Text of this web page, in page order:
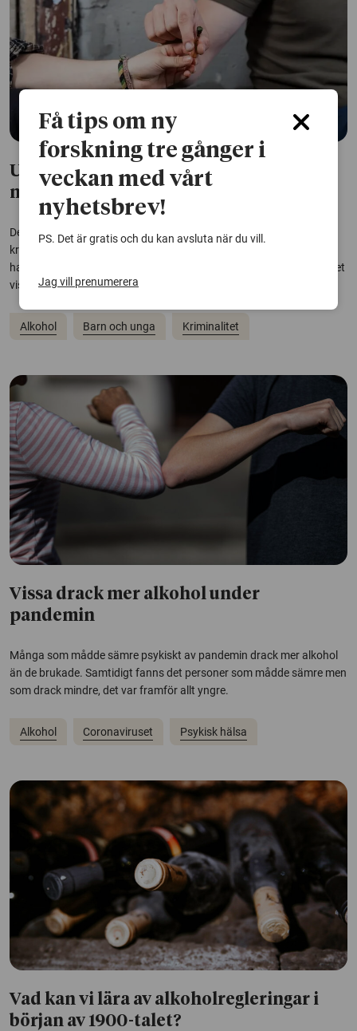
Unga undviker droger och brott – men
några i riskzonen
De allra flesta tonåringar i Sverige avstår helt från droger och
kriminalitet. Men en liten grupp kombinerar båda och riskerar att
hamna i en farlig spiral av substansbruk och brottsligt beteende. Det
visar forskning från Stockholms universitet.
Alkohol Barn och unga Kriminalitet
Vissa drack mer alkohol under
pandemin
Många som mådde sämre psykiskt av pandemin drack mer alkohol
än de brukade. Samtidigt fanns det personer som mådde sämre men
som drack mindre, det var framför allt yngre.
Alkohol Coronaviruset Psykisk hälsa
Vad kan vi lära av alkoholregleringar i
början av 1900-talet?
Få tips om ny
forskning tre gånger i
veckan med vårt
nyhetsbrev!
PS. Det är gratis och du kan avsluta när du vill.
Jag vill prenumerera